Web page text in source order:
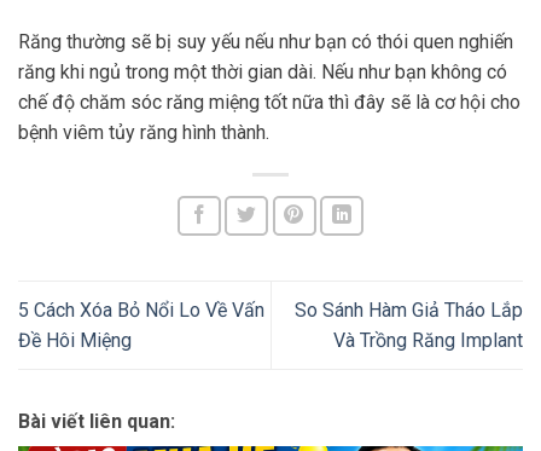
Răng thường sẽ bị suy yếu nếu như bạn có thói quen nghiến
răng khi ngủ trong một thời gian dài. Nếu như bạn không có
chế độ chăm sóc răng miệng tốt nữa thì đây sẽ là cơ hội cho
bệnh viêm tủy răng hình thành.
5 Cách Xóa Bỏ Nổi Lo Về Vấn
Đề Hôi Miệng
So Sánh Hàm Giả Tháo Lắp
Và Trồng Răng Implant
Bài viết liên quan: